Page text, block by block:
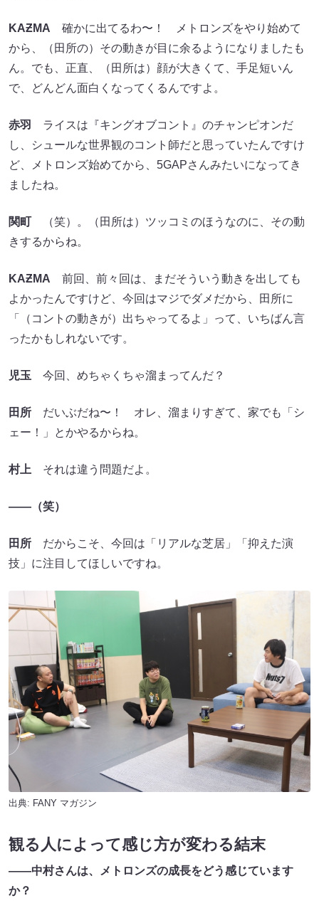
KAƵMA 確かに出てるわ〜！ メトロンズをやり始めて
から、（田所の）その動きが目に余るようになりましたも
ん。でも、正直、（田所は）顔が大きくて、手足短いん
で、どんどん面白くなってくるんですよ。
赤羽
ライスは『キングオブコント』のチャンピオンだ
し、シュールな世界観のコント師だと思っていたんですけ
ど、メトロンズ始めてから、5GAPさんみたいになってき
ましたね。
関町 （笑）。（田所は）ツッコミのほうなのに、その動
きするからね。
KAƵMA 前回、前々回は、まだそういう動きを出しても
よかったんですけど、今回はマジでダメだから、田所に
「（コントの動きが）出ちゃってるよ」って、いちばん言
ったかもしれないです。
児玉 今回、めちゃくちゃ溜まってんだ？
田所 だいぶだね〜！ オレ、溜まりすぎて、家でも「シ
ェー！」とかやるからね。
村上 それは違う問題だよ。
――（笑）
田所 だからこそ、今回は「リアルな芝居」「抑えた演
技」に注目してほしいですね。
出典: FANY マガジン
観る人によって感じ方が変わる結末
――中村さんは、メトロンズの成長をどう感じています
か？